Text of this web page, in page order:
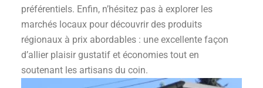
préférentiels. Enfin, n’hésitez pas à explorer les
marchés locaux pour découvrir des produits
régionaux à prix abordables : une excellente façon
d’allier plaisir gustatif et économies tout en
soutenant les artisans du coin.